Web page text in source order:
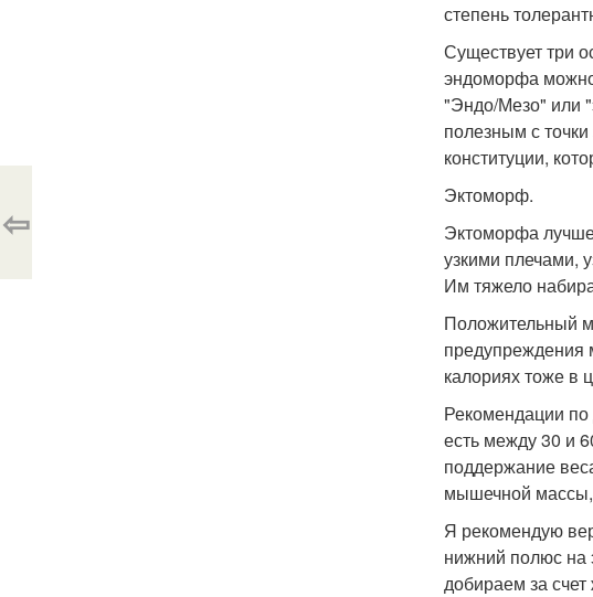
степень
Существует три
эндоморфа можно
"Эндо/Мезо" или
полезным с
конституции,
Эктоморф.
Эктоморфа лучше
узкими плечами,
Им тяжело
Положительный
предупреждения
калориях тоже в
Рекомендации
есть между 30 и
поддержание
мышечной массы,
Я рекомендую
нижний полюс на
добираем за
⇦